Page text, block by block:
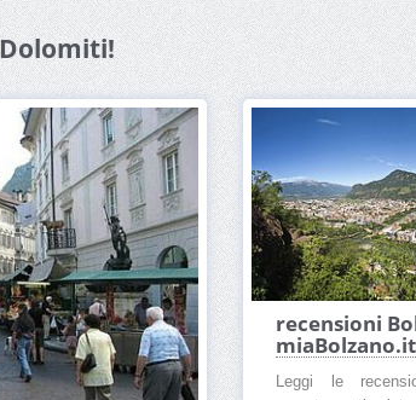
recensioni
miaBolzano.it
Leggi le